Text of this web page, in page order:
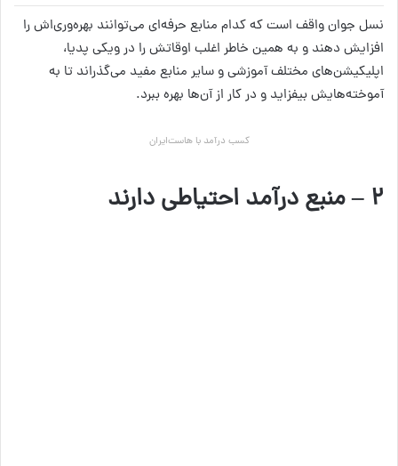
نسل جوان واقف است که کدام منابع حرفه‌ای می‌توانند بهره‌وری‌اش را
افزایش دهند و به همین خاطر اغلب اوقاتش را در ویکی‌ پدیا،
اپلیکیشن‌های مختلف آموزشی و سایر منابع مفید می‌گذراند تا به
آموخته‌هایش بیفزاید و در کار از آن‌ها بهره ببرد.
کسب درآمد با هاست‌ایران
۲ – منبع درآمد احتیاطی دارند